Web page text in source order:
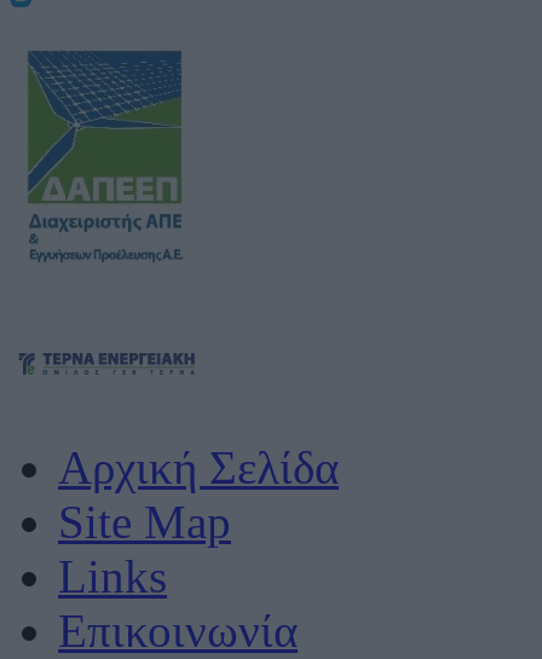
Αρχική Σελίδα
Site Map
Links
Επικοινωνία